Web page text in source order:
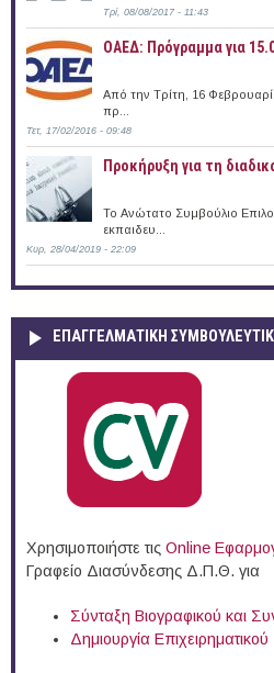
Τρί, 08/08/2017 - 11:43
ΟΑΕΔ: Πρόγραμμα για
Από την Τρίτη, 16
πρ...
Τετ, 17/02/2016 - 09:48
Προκήρυξη για τη
Το Ανώτατο Συμβούλιο
εκπαιδευ...
Κυρ, 28/04/2019 - 22:09
ΕΠΑΓΓΕΛΜΑΤΙΚΉ
Χρησιμοποιήστε τις Online
Γραφείο Διασύνδεσης Δ.Π.Θ. για
Σύνταξη Βιογραφικού και
Δημιουργία